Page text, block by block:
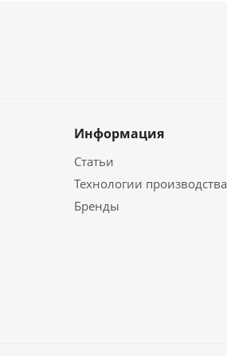
Информация
Статьи
Технологии производства
Бренды